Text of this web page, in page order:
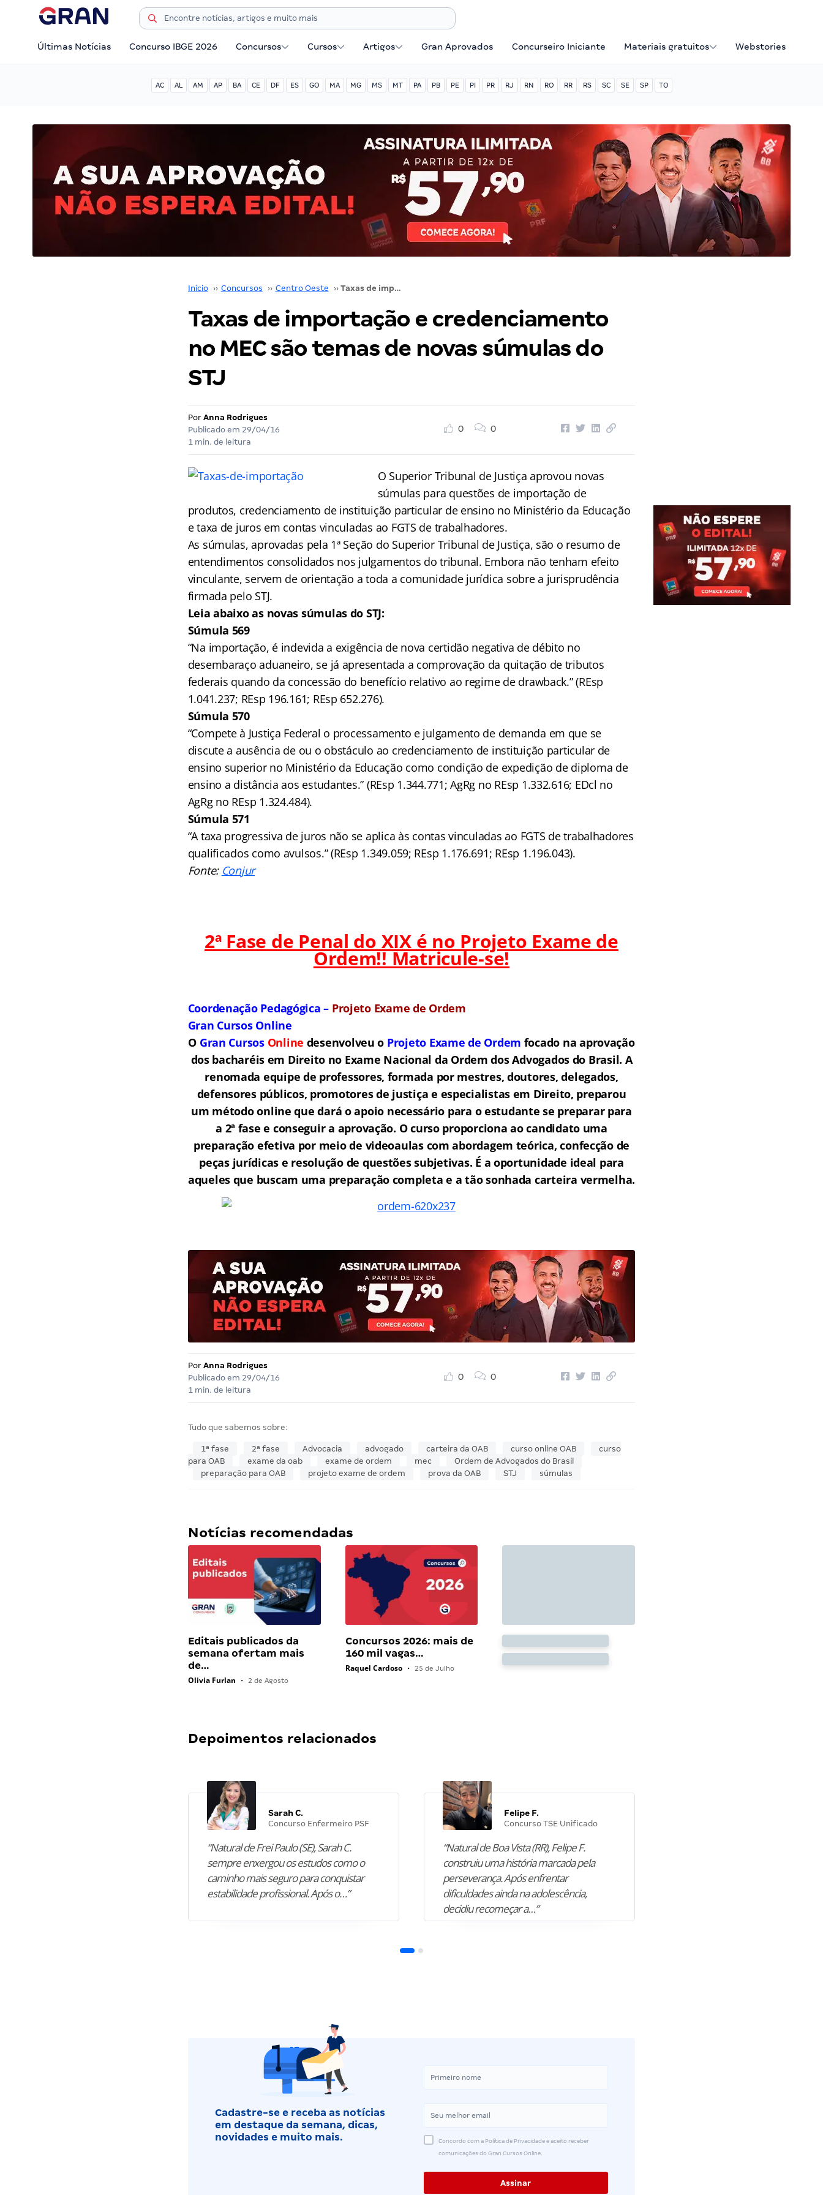
Últimas Notícias Concurso IBGE 2026 Concursos Cursos Artigos Gran Aprovados Concurseiro Iniciante Materiais gratuitos Webstories
AC AL AM AP BA CE DF ES GO MA MG MS MT PA PB PE PI PR RJ RN RO RR RS SC SE SP TO
Início ›› Concursos ›› Centro Oeste ›› Taxas de importação e credenciamento no MEC são temas de novas súmulas do STJ
Taxas de importação e credenciamento
no MEC são temas de novas súmulas do
STJ
Por Anna Rodrigues
Publicado em 29/04/16
1 min. de leitura
0 0
O Superior Tribunal de Justiça aprovou novas
súmulas para questões de importação de
produtos, credenciamento de instituição particular de ensino no Ministério da Educação
e taxa de juros em contas vinculadas ao FGTS de trabalhadores.
As súmulas, aprovadas pela 1ª Seção do Superior Tribunal de Justiça, são o resumo de
entendimentos consolidados nos julgamentos do tribunal. Embora não tenham efeito
vinculante, servem de orientação a toda a comunidade jurídica sobre a jurisprudência
firmada pelo STJ.
Leia abaixo as novas súmulas do STJ:
Súmula 569
“Na importação, é indevida a exigência de nova certidão negativa de débito no
desembaraço aduaneiro, se já apresentada a comprovação da quitação de tributos
federais quando da concessão do benefício relativo ao regime de drawback.” (REsp
1.041.237; REsp 196.161; REsp 652.276).
Súmula 570
“Compete à Justiça Federal o processamento e julgamento de demanda em que se
discute a ausência de ou o obstáculo ao credenciamento de instituição particular de
ensino superior no Ministério da Educação como condição de expedição de diploma de
ensino a distância aos estudantes.” (REsp 1.344.771; AgRg no REsp 1.332.616; EDcl no
AgRg no REsp 1.324.484).
Súmula 571
“A taxa progressiva de juros não se aplica às contas vinculadas ao FGTS de trabalhadores
qualificados como avulsos.” (REsp 1.349.059; REsp 1.176.691; REsp 1.196.043).
Fonte: Conjur
2ª Fase de Penal do XIX é no Projeto Exame de
Ordem!! Matricule-se!
Coordenação Pedagógica – Projeto Exame de Ordem
Gran Cursos Online
O Gran Cursos Online desenvolveu o Projeto Exame de Ordem focado na aprovação
dos bacharéis em Direito no Exame Nacional da Ordem dos Advogados do Brasil. A
renomada equipe de professores, formada por mestres, doutores, delegados,
defensores públicos, promotores de justiça e especialistas em Direito, preparou
um método online que dará o apoio necessário para o estudante se preparar para
a 2ª fase e conseguir a aprovação. O curso proporciona ao candidato uma
preparação efetiva por meio de videoaulas com abordagem teórica, confecção de
peças jurídicas e resolução de questões subjetivas. É a oportunidade ideal para
aqueles que buscam uma preparação completa e a tão sonhada carteira vermelha.
Por Anna Rodrigues
Publicado em 29/04/16
1 min. de leitura
0 0
Tudo que sabemos sobre:
1ª fase 2ª fase Advocacia advogado carteira da OAB curso online OAB
curso
para OAB
exame da oab exame de ordem mec
Ordem de Advogados do Brasil
preparação para OAB
projeto exame de ordem prova da OAB STJ súmulas
Notícias recomendadas
Editais publicados da
semana ofertam mais
de…
Olivia Furlan • 2 de Agosto
Concursos 2026: mais de
160 mil vagas…
Raquel Cardoso • 25 de Julho
Depoimentos relacionados
Sarah C.
Concurso Enfermeiro PSF
“Natural de Frei Paulo (SE), Sarah C.
sempre enxergou os estudos como o
caminho mais seguro para conquistar
estabilidade profissional. Após o…”
Felipe F.
Concurso TSE Unificado
“Natural de Boa Vista (RR), Felipe F.
construiu uma história marcada pela
perseverança. Após enfrentar
dificuldades ainda na adolescência,
decidiu recomeçar a…”
Cadastre-se e receba as notícias
em destaque da semana, dicas,
novidades e muito mais.
Concordo com a Política de Privacidade e aceito receber
comunicações do Gran Cursos Online.